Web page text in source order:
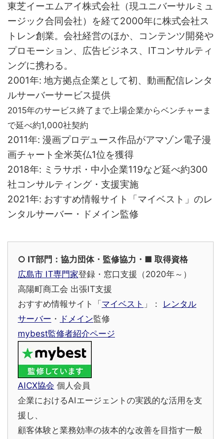
東芝イーエムアイ株式会社（現ユニバーサルミュ
ージック合同会社）を経て2000年に株式会社ス
トレン創業。会社経営のほか、コンテンツ開発や
プロモーション、広告ビジネス、ITコンサルティ
ングに携わる。
2001年: 地方拠点企業として初、動画配信レンタ
ルサーバーサービス提供
2015年のサービス終了まで上場企業からベンチャーま
で延べ約1,000社契約
2011年: 漫画プロデュース作品がアマゾン電子漫
画チャート全米英仏1位を獲得
2018年: ミラサポ・中小企業119など延べ約300
社コンサルティング・支援実施
2021年: おすすめ情報サイト「マイベスト」のレ
ンタルサーバー・ドメイン監修
○ IT部門：協力団体・監修協力・■ 取得資格
広島市 IT専門家登録・窓口支援（2020年～）
高陽町商工会 出張IT支援
おすすめ情報サイト「マイベスト 」： レンタル
サーバー ・ ドメイン監修
mybest監修者紹介ページ
AICX協会 個人会員
企業におけるAIエージェントの実践的な活用を支
援し、
顧客体験と業務効率の抜本的な改善を目指す一般